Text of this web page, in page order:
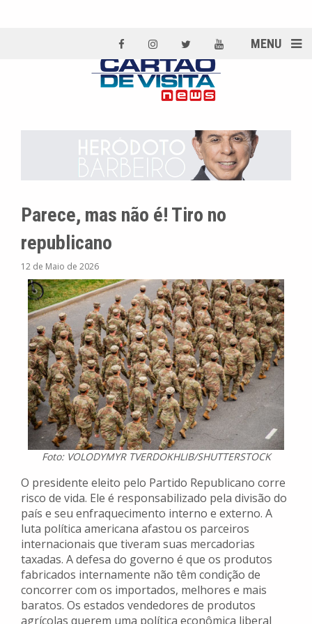
MENU
Parece, mas não é! Tiro no
republicano
12 de Maio de 2026
Foto: VOLODYMYR TVERDOKHLIB/SHUTTERSTOCK
O presidente eleito pelo Partido Republicano corre
risco de vida. Ele é responsabilizado pela divisão do
país e seu enfraquecimento interno e externo. A
luta política americana afastou os parceiros
internacionais que tiveram suas mercadorias
taxadas. A defesa do governo é que os produtos
fabricados internamente não têm condição de
concorrer com os importados, melhores e mais
baratos. Os estados vendedores de produtos
agrícolas querem uma política econômica liberal